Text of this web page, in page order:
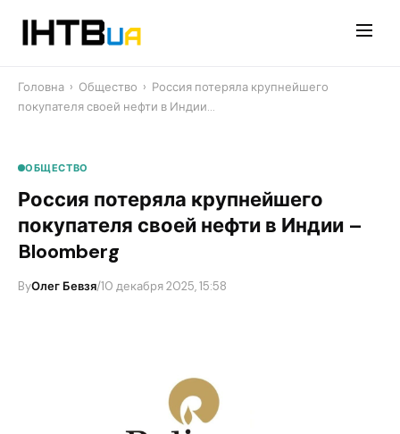
Головна › Общество › Россия потеряла крупнейшего
покупателя своей нефти в Индии…
ОБЩЕСТВО
Россия потеряла крупнейшего
покупателя своей нефти в Индии –
Bloomberg
ByОлег Бевзя/10 декабря 2025, 15:58